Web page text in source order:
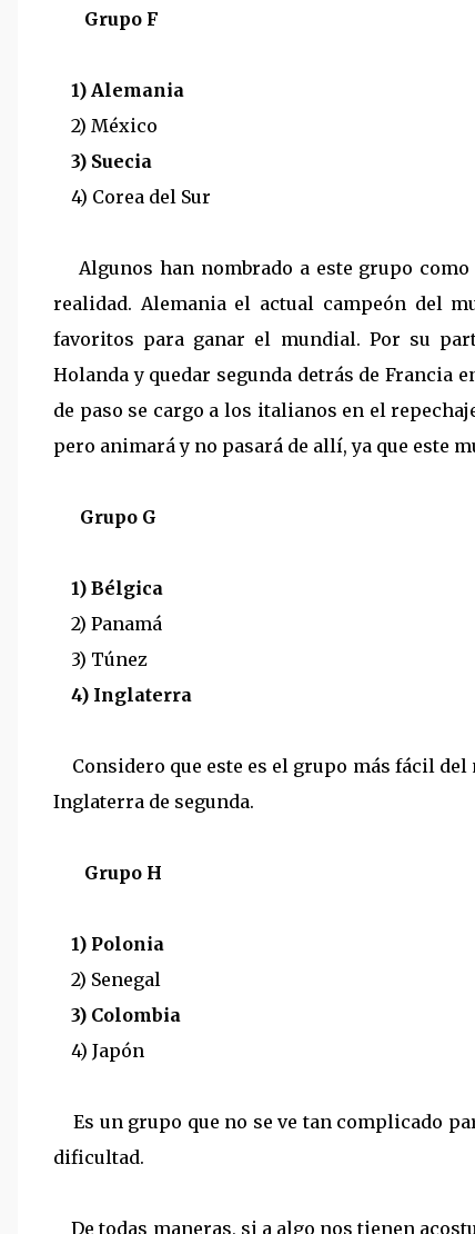
Grupo F
1) Alemania
2) México
3) Suecia
4) Corea del Sur
Algunos han nombrado a este grupo
realidad. Alemania el actual campeón del
favoritos para ganar el mundial. Por su
Holanda y quedar segunda detrás de
de paso se cargo a los italianos en el
pero animará y no pasará de allí, ya que este
Grupo G
1) Bélgica
2) Panamá
3) Túnez
4) Inglaterra
Considero que este es el grupo más fácil
Inglaterra de segunda.
Grupo H
1) Polonia
2) Senegal
3) Colombia
4) Japón
Es un grupo que no se ve tan complicado
dificultad.
De todas maneras, si a algo nos tienen